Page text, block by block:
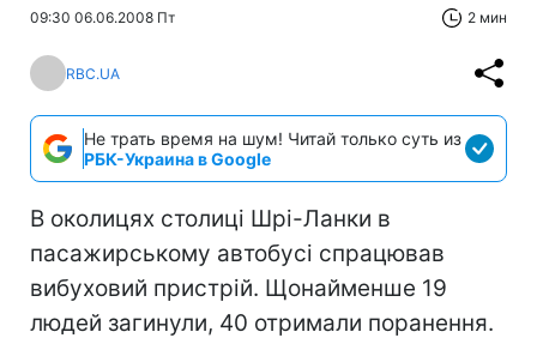
09:30 06.06.2008 Пт 2 мин
RBC.UA
Не трать время на шум! Читай только суть из
РБК-Украина в Google
В околицях столиці Шрі-Ланки в
пасажирському автобусі спрацював
вибуховий пристрій. Щонайменше 19
людей загинули, 40 отримали поранення.